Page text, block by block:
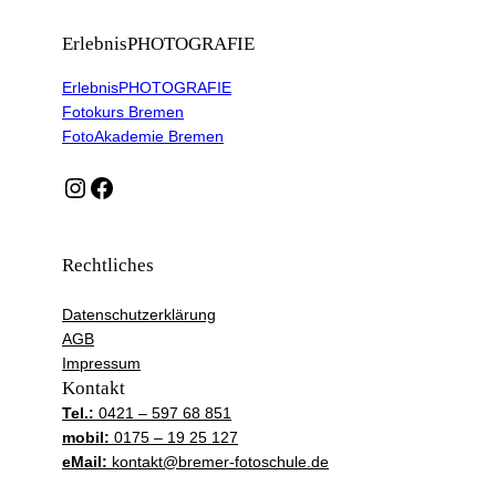
ErlebnisPHOTOGRAFIE
ErlebnisPHOTOGRAFIE
Fotokurs Bremen
FotoAkademie Bremen
Instagram Facebook
Rechtliches
Datenschutzerklärung
AGB
Impressum
Kontakt
Tel.: 0421 – 597 68 851
mobil: 0175 – 19 25 127
eMail: kontakt@bremer-fotoschule.de